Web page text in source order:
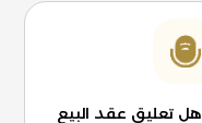
هل تعليق عقد البيع